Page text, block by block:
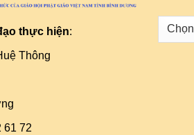
thực hiện:
Thông
61 72
Danh